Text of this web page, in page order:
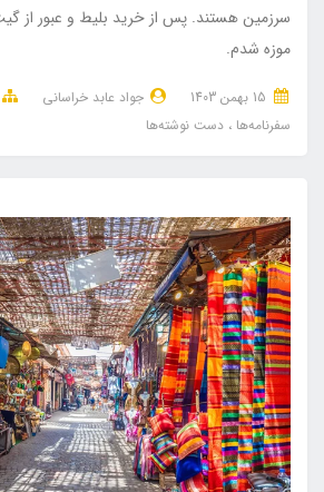
سرزمین هستند. پس از خرید بلیط و عبور از
موزه شدم.
جواد عابد خراسانی
سفرنامه‌ها
دست نوشته‌ها